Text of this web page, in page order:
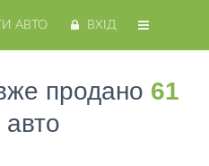
АВТО ВХІД
продано 61
авто